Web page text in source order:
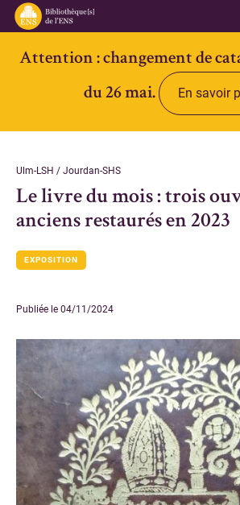
Réseau
Qui sommes-nous
Informations pratiques
Accès ouvert
Bibliothèque des Lettres et Sciences
Bibliothèque
Centre documentaire du
Bibliothèque de l'Institut des textes et
Bibliothèque de mathématiques et
Bibliothèque des Sciences
Attention : changement de
du 26 mai.
En savoir
Ulm-LSH / Jourdan-SHS
Le livre du mois : trois
anciens restaurés en 2023
EXPOSITION
Publiée le 04/11/2024